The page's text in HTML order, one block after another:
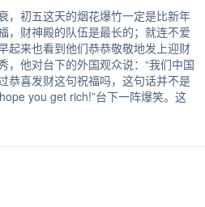
，初五这天的烟花爆竹一定是比新年
，财神殿的队伍是最长的；就连不爱
起来也看到他们恭恭敬敬地发上迎财
，他对台下的外国观众说：“我们中国
恭喜发财这句祝福吗，这句话并不是
you get rich!”台下一阵爆笑。这